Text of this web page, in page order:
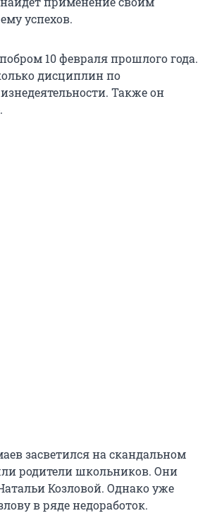
успехов.
10 февраля прошлого года.
дисциплин по
Также он
засветился на скандальном
родители школьников. Они
Козловой. Однако уже
в ряде недоработок.